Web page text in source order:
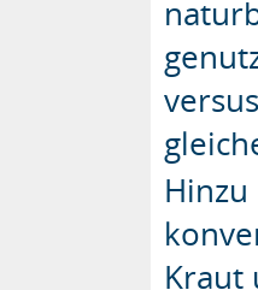
Kraut